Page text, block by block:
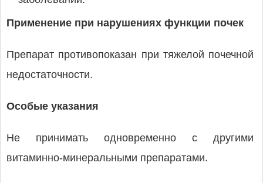
Применение при нарушениях функции почек
Препарат противопоказан при тяжелой почечной
недостаточности.
Особые указания
Не принимать одновременно с другими
витаминно-минеральными препаратами.